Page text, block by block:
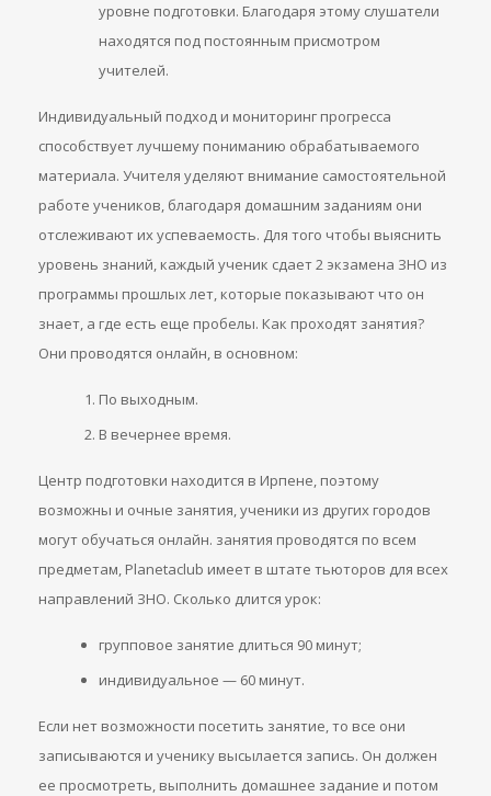
уровне подготовки. Благодаря этому слушатели
находятся под постоянным присмотром
учителей.
Индивидуальный подход и мониторинг прогресса
способствует лучшему пониманию обрабатываемого
материала. Учителя уделяют внимание самостоятельной
работе учеников, благодаря домашним заданиям они
отслеживают их успеваемость. Для того чтобы выяснить
уровень знаний, каждый ученик сдает 2 экзамена ЗНО из
программы прошлых лет, которые показывают что он
знает, а где есть еще пробелы. Как проходят занятия?
Они проводятся онлайн, в основном:
По выходным.
В вечернее время.
Центр подготовки находится в Ирпене, поэтому
возможны и очные занятия, ученики из других городов
могут обучаться онлайн. занятия проводятся по всем
предметам, Planetaclub имеет в штате тьюторов для всех
направлений ЗНО. Сколько длится урок:
групповое занятие длиться 90 минут;
индивидуальное — 60 минут.
Если нет возможности посетить занятие, то все они
записываются и ученику высылается запись. Он должен
ее просмотреть, выполнить домашнее задание и потом